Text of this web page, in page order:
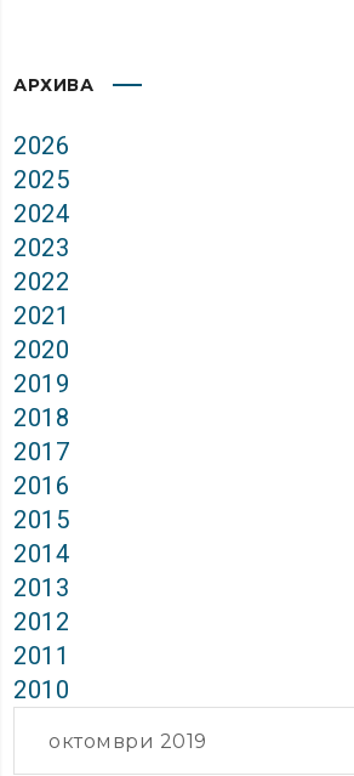
АРХИВА
2026
2025
2024
2023
2022
2021
2020
2019
2018
2017
2016
2015
2014
2013
2012
2011
2010